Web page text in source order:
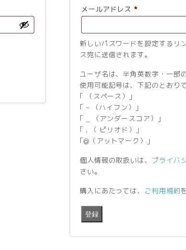
メールアドレス*
新しいパスワードを設定するリ
ス宛に送信されます。
ユーザ名は、半角英数字・一部
使用可能記号は、下記のとおりで
｢ （スペース）」
｢ – （ハイフン）」
｢ _ （アンダースコア）」
｢ . （ ピリオド）」
｢@（アットマーク）」
個人情報の取扱いは、 プライバ
さい。
購入にあたっては、 ご利用規約
登録